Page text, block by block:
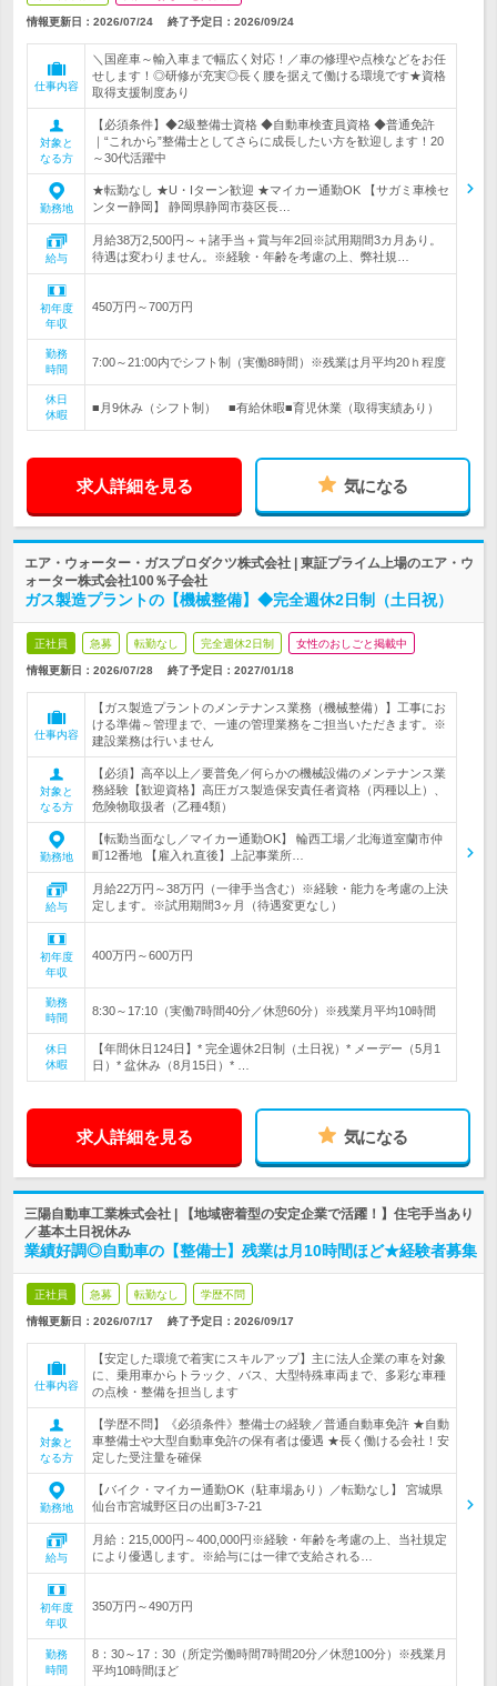
情報更新日：2026/07/24 終了予定日： 2026/09/24
仕事内容
＼国産車～輸入車まで幅広く対応！／車の修理や点検などをお任
せします！◎研修が充実◎長く腰を据えて働ける環境です★資格
取得支援制度あり
対象と
なる方
【必須条件】◆2級整備士資格 ◆自動車検査員資格 ◆普通免許
｜“これから”整備士としてさらに成長したい方を歓迎します！20
～30代活躍中
勤務地
★転勤なし ★U・Iターン歓迎 ★マイカー通勤OK 【サガミ車検セ
ンター静岡】 静岡県静岡市葵区長…
給与
月給38万2,500円～＋諸手当＋賞与年2回※試用期間3カ月あり。
待遇は変わりません。※経験・年齢を考慮の上、弊社規…
初年度
年収
450万円～700万円
勤務
時間
7:00～21:00内でシフト制（実働8時間）※残業は月平均20ｈ程度
休日
休暇
■月9休み（シフト制） ■有給休暇■育児休業（取得実績あり）
求人詳細を見る 気になる
エア・ウォーター・ガスプロダクツ株式会社 | 東証プライム上場のエア・ウ
ォーター株式会社100％子会社
ガス製造プラントの【機械整備】◆完全週休2日制（土日祝）
正社員 急募 転勤なし 完全週休2日制 女性のおしごと掲載中
情報更新日：2026/07/28 終了予定日： 2027/01/18
仕事内容
【ガス製造プラントのメンテナンス業務（機械整備）】工事にお
ける準備～管理まで、一連の管理業務をご担当いただきます。※
建設業務は行いません
対象と
なる方
【必須】高卒以上／要普免／何らかの機械設備のメンテナンス業
務経験【歓迎資格】高圧ガス製造保安責任者資格（丙種以上）、
危険物取扱者（乙種4類）
勤務地
【転勤当面なし／マイカー通勤OK】 輪西工場／北海道室蘭市仲
町12番地 【雇入れ直後】上記事業所…
給与
月給22万円～38万円（一律手当含む）※経験・能力を考慮の上決
定します。※試用期間3ヶ月（待遇変更なし）
初年度
年収
400万円～600万円
勤務
時間
8:30～17:10（実働7時間40分／休憩60分）※残業月平均10時間
休日
休暇
【年間休日124日】* 完全週休2日制（土日祝）* メーデー（5月1
日）* 盆休み（8月15日）* …
求人詳細を見る 気になる
三陽自動車工業株式会社 | 【地域密着型の安定企業で活躍！】住宅手当あり
／基本土日祝休み
業績好調◎自動車の【整備士】残業は月10時間ほど★経験者募集
正社員 急募 転勤なし 学歴不問
情報更新日：2026/07/17 終了予定日： 2026/09/17
仕事内容
【安定した環境で着実にスキルアップ】主に法人企業の車を対象
に、乗用車からトラック、バス、大型特殊車両まで、多彩な車種
の点検・整備を担当します
対象と
なる方
【学歴不問】《必須条件》整備士の経験／普通自動車免許 ★自動
車整備士や大型自動車免許の保有者は優遇 ★長く働ける会社！安
定した受注量を確保
勤務地
【バイク・マイカー通勤OK（駐車場あり）／転勤なし】 宮城県
仙台市宮城野区日の出町3-7-21
給与
月給：215,000円～400,000円※経験・年齢を考慮の上、当社規定
により優遇します。※給与には一律で支給される…
初年度
年収
350万円～490万円
勤務
時間
8：30～17：30（所定労働時間7時間20分／休憩100分）※残業月
平均10時間ほど